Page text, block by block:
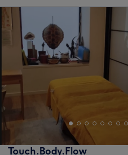
Touch.Body.Flow